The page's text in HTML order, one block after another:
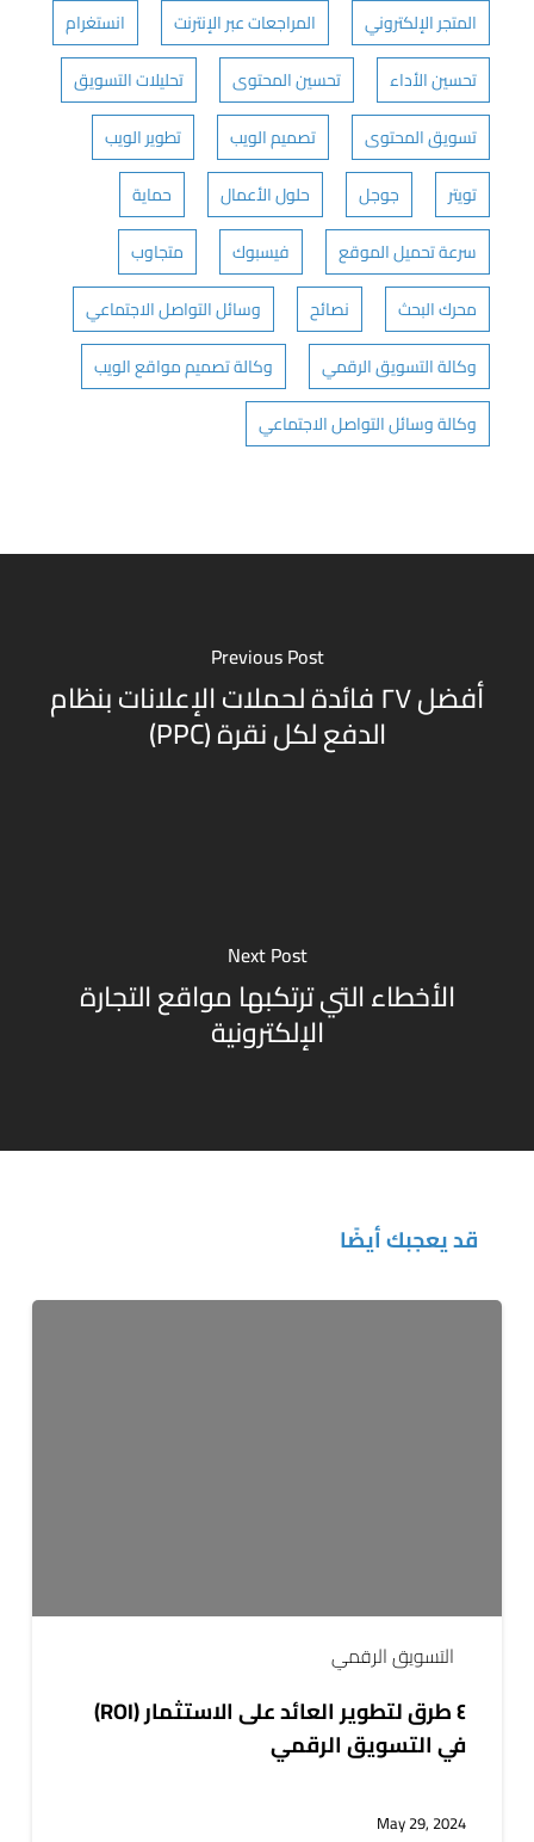
المتجر الإلكتروني
المراجعات عبر الإنترنت
انستغرام
تحسين الأداء
تحسين المحتوى
تحليلات التسويق
تسويق المحتوى
تصميم الويب
تطوير الويب
تويتر
جوجل حلول الأعمال
حماية
سرعة تحميل الموقع
فيسبوك
متجاوب
محرك البحث
نصائح
وسائل التواصل الاجتماعي
وكالة التسويق الرقمي
وكالة تصميم مواقع الويب
وكالة وسائل التواصل الاجتماعي
Previous Post
أفضل ٢٧ فائدة لحملات الإعلانات بنظام
الدفع لكل نقرة (PPC)
Next Post
الأخطاء التي ترتكبها مواقع التجارة
الإلكترونية
قد يعجبك أيضًا
التسويق الرقمي
٤
٤ طرق لتطوير العائد على الاستثمار (ROI)
في التسويق الرقمي
May 29, 2024